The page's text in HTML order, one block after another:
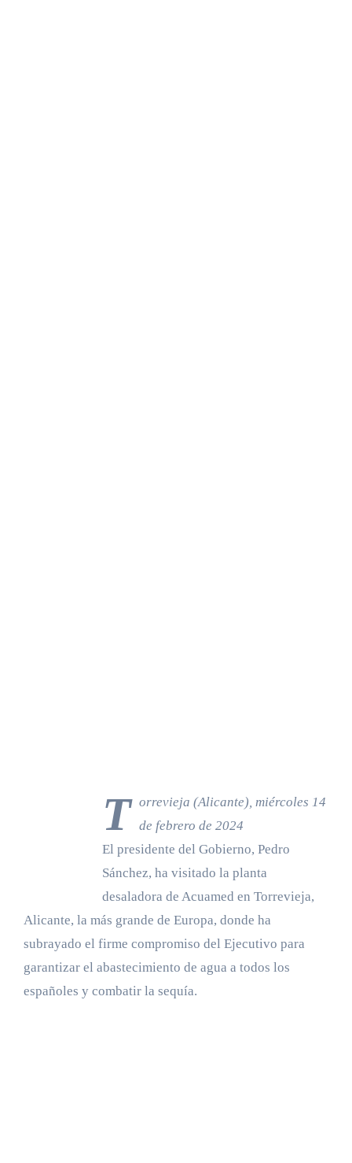
T orrevieja (Alicante), miércoles 14
de febrero de 2024
El presidente del Gobierno, Pedro
Sánchez, ha visitado la planta
desaladora de Acuamed en Torrevieja,
Alicante, la más grande de Europa, donde ha
subrayado el firme compromiso del Ejecutivo para
garantizar el abastecimiento de agua a todos los
españoles y combatir la sequía.